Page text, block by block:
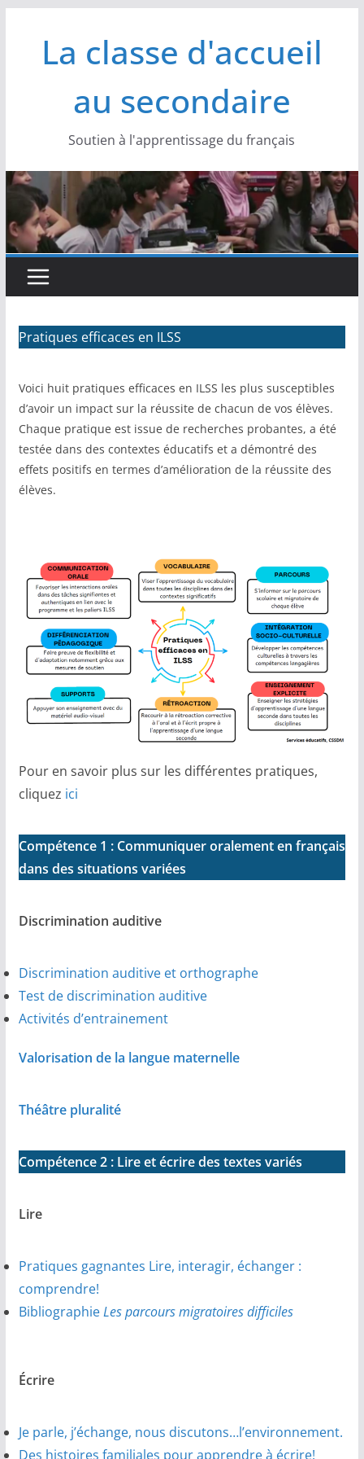
contenuLa classe d'accueil
au secondaire
Soutien à l'apprentissage du français
Pratiques efficaces en ILSS
Voici huit pratiques efficaces en ILSS les plus susceptibles
d’avoir un impact sur la réussite de chacun de vos élèves.
Chaque pratique est issue de recherches probantes, a été
testée dans des contextes éducatifs et a démontré des
effets positifs en termes d’amélioration de la réussite des
élèves.
Pour en savoir plus sur les différentes pratiques,
cliquez ici
Compétence 1 : Communiquer oralement en français
dans des situations variées
Discrimination auditive
Discrimination auditive et orthographe
Test de discrimination auditive
Activités d’entrainement
Valorisation de la langue maternelle
Théâtre pluralité
Compétence 2 : Lire et écrire des textes variés
Lire
Pratiques gagnantes Lire, interagir, échanger :
comprendre!
BibliographieLes parcours migratoires difficiles
Écrire
Je parle, j’échange, nous discutons…l’environnement.
Des histoires familiales pour apprendre à écrire!